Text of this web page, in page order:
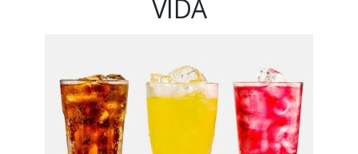
VIDA